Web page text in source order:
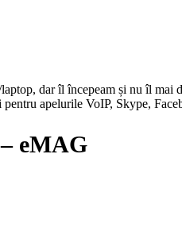
dar îl începeam și nu îl
apelurile VoIP, Skype,
eMAG